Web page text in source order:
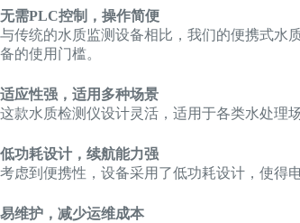
无需PLC控制，操作简便
与传统的水质监测设备相比，我们的便携式水
备的使用门槛。
适应性强，适用多种场景
这款水质检测仪设计灵活，适用于各类水处理
低功耗设计，续航能力强
考虑到便携性，设备采用了低功耗设计，使得
易维护，减少运维成本